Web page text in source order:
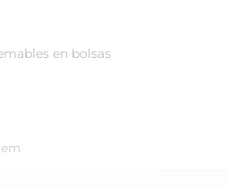
en bolsas